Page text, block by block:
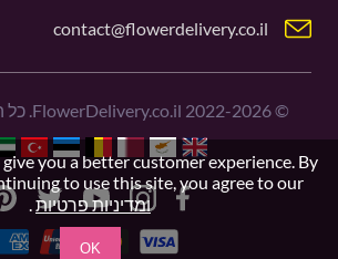
contact@flowerdelivery.co.il
©
2022-2026
you a better customer experience. By
to use this site, you agree to our
ומדיניות פרטיות.
OK